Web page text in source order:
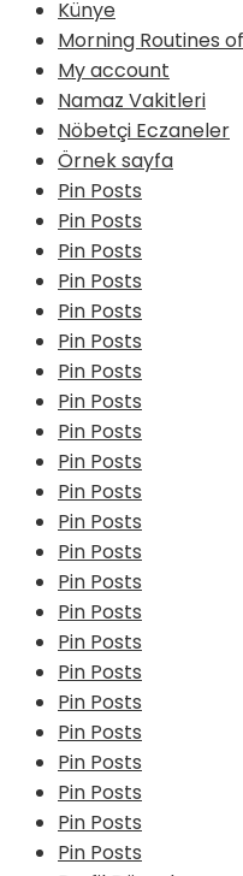
Künye
Morning Routines
My account
Namaz Vakitleri
Nöbetçi Eczaneler
Örnek sayfa
Pin Posts
Pin Posts
Pin Posts
Pin Posts
Pin Posts
Pin Posts
Pin Posts
Pin Posts
Pin Posts
Pin Posts
Pin Posts
Pin Posts
Pin Posts
Pin Posts
Pin Posts
Pin Posts
Pin Posts
Pin Posts
Pin Posts
Pin Posts
Pin Posts
Pin Posts
Pin Posts